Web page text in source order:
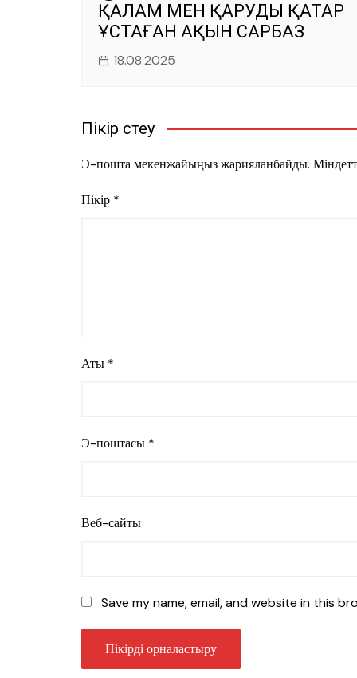
ҚАЛАМ МЕН ҚАРУДЫ ҚАТАР
ҰСТАҒАН АҚЫН САРБАЗ
18.08.2025
Пікір үстеу
Э-пошта мекенжайыңыз жарияланбайды.
Пікір *
Аты *
Э-поштасы *
Веб-сайты
Save my name, email, and website in this